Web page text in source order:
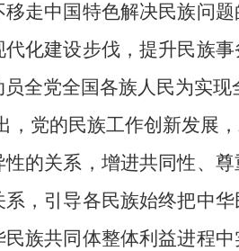
移走中国特色解决民族问
化建设步伐，提升民族
员全党全国各族人民为实
，党的民族工作创新发展
的关系，增进共同性、
系，引导各民族始终把中
族共同体整体利益进程